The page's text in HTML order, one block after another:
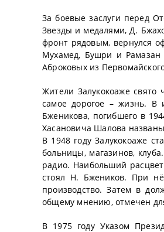
За боевые заслуги перед
Звезды и медалями, Д.
фронт рядовым, вернулся
Мухамед, Бушри и Рамазан
Аброковых из
Жители Залукокоаже
самое дорогое – жизнь. В
Бженикова, погибшего в
Хасановича Шалова
В 1948 году Залукокоаже
больницы, магазинов,
радио. Наибольший расцвет
стоял Н. Бжеников. При
производство. Затем в
общему мнению, отмечен
В 1975 году Указом